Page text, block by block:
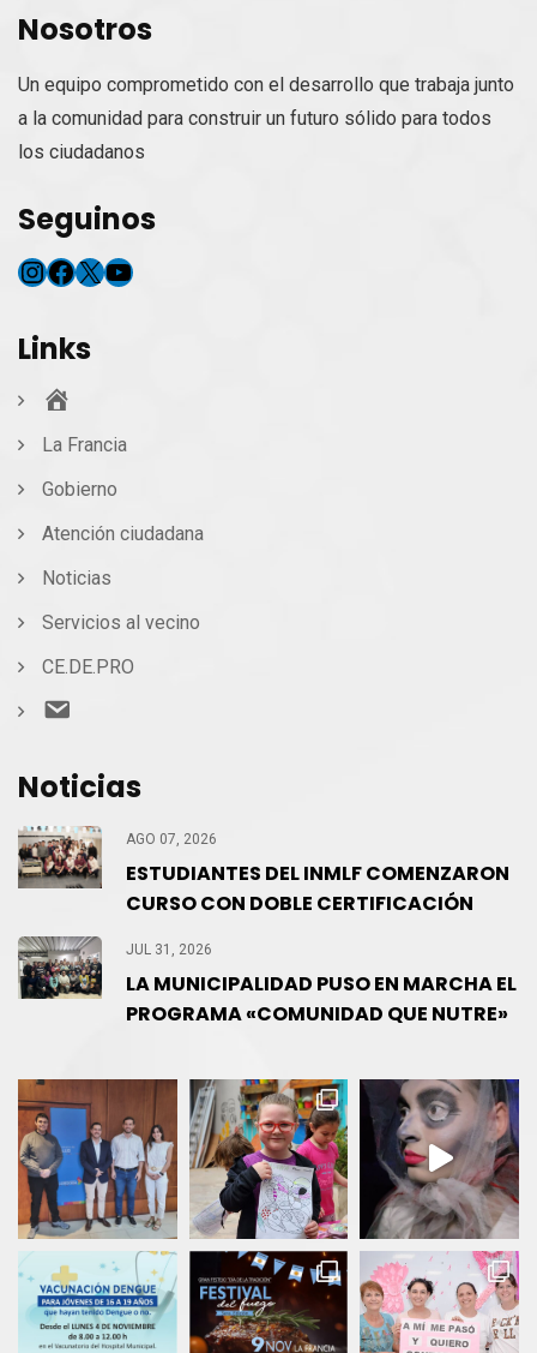
Nosotros
Un equipo comprometido con el desarrollo que trabaja junto
a la comunidad para construir un futuro sólido para todos
los ciudadanos
Seguinos
Instagram
Facebook
X YouTube
Links
La Francia
Gobierno
Atención ciudadana
Noticias
Servicios al vecino
CE.DE.PRO
Noticias
AGO 07, 2026
ESTUDIANTES DEL INMLF COMENZARON
CURSO CON DOBLE CERTIFICACIÓN
JUL 31, 2026
LA MUNICIPALIDAD PUSO EN MARCHA EL
PROGRAMA «COMUNIDAD QUE NUTRE»